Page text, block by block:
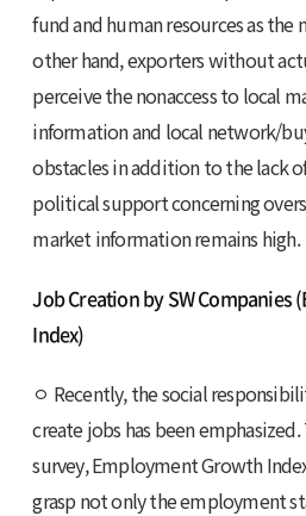
fund and human resources as the
other hand, exporters without
perceive the nonaccess to local
information and local network/
obstacles in addition to the lack
political support concerning
market information remains high.
Job Creation by SW Companies
Index)
ㅇ Recently, the social
create jobs has been
survey, Employment Growth
grasp not only the employment